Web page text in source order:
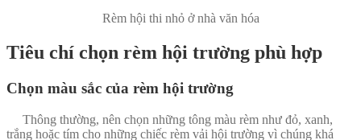
Rèm hội thi nhỏ ở nhà văn hóa
Tiêu chí chọn rèm hội trường phù hợp
Chọn màu sắc của rèm hội trường
Thông thường, nên chọn những tông màu rèm như đỏ, xanh,
trắng hoặc tím cho những chiếc rèm vải hội trường vì chúng khá